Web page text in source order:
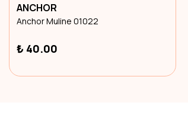
ANCHOR
Anchor Muline 01022
₺ 40.00